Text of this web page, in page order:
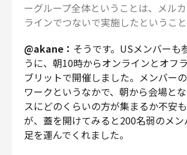
ーグループ全体ということは、メル
ラインでつないで実施したというこ
@akane： そうです。USメンバーも
うに、朝10時からオンラインとオフ
ブリットで開催しました。メンバー
ワークというなかで、朝から会場と
スにどのくらいの方が集まるか不安
が、蓋を開けてみると200名弱のメ
足を運んでくれました。